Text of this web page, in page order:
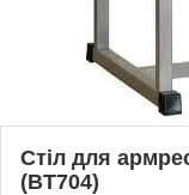
Стіл для
(BT704)